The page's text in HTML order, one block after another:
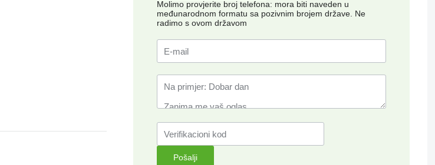
Molimo provjerite broj telefona: mora biti naveden u
međunarodnom formatu sa pozivnim brojem države. Ne
radimo s ovom državom